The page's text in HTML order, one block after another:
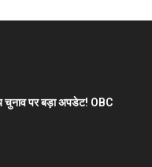
चुनाव पर बड़ा अपडेट! OBC